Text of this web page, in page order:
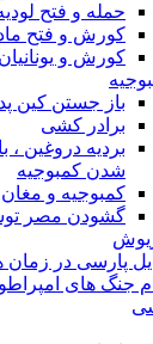
حمله و فتح
کورش و فتح
کورش و
باز جستن کین
برادر کشی
بردیه دروغین
شدن کمبوجیه
کمبوجیه و مغان
گشودن مصر
پارسی در زمان
جنگ های